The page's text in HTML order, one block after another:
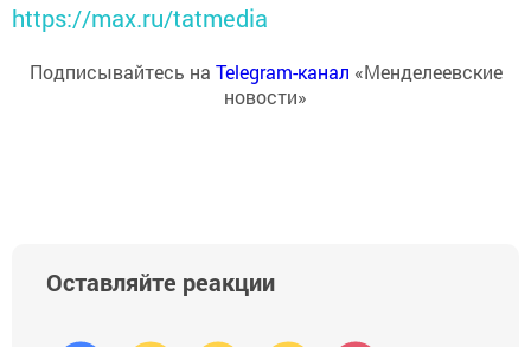
https://max.ru/tatmedia
Подписывайтесь на Telegram-канал «Менделеевские
новости»
Оставляйте реакции